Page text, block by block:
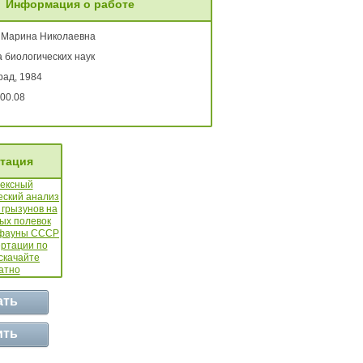
Информация о работе
Николаевна
биологических наук
1984